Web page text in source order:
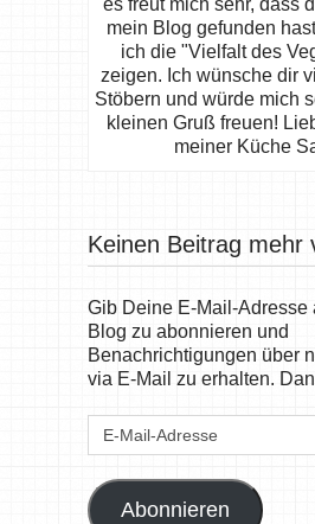
es freut mich sehr, dass
mein Blog gefunden
ich die "Vielfalt des
zeigen. Ich wünsche dir
Stöbern und würde mich
kleinen Gruß freuen!
meiner Küche
Keinen Beitrag mehr
Gib Deine E-Mail-Adresse
Blog zu abonnieren und
Benachrichtigungen über
via E-Mail zu erhalten.
E-
Mail-
Abonnieren